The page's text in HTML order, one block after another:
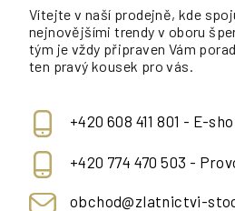
Vítejte v naší prodejně, kde
nejnovějšími trendy v oboru
tým je vždy připraven Vám
ten pravý kousek pro vás.
+420 608 411 801 - E-
+420 774 470 503 -
obchod@zlatnictvi-